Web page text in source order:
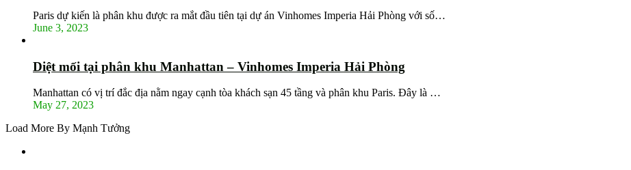
Paris dự kiến là phân khu được ra mắt đầu tiên tại dự án Vinhomes Imperia Hải Phòng với số…
June 3, 2023
Diệt mối tại phân khu Manhattan – Vinhomes Imperia Hải Phòng
Manhattan có vị trí đắc địa nằm ngay cạnh tòa khách sạn 45 tầng và phân khu Paris. Đây là …
May 27, 2023
Load More By Mạnh Tưởng